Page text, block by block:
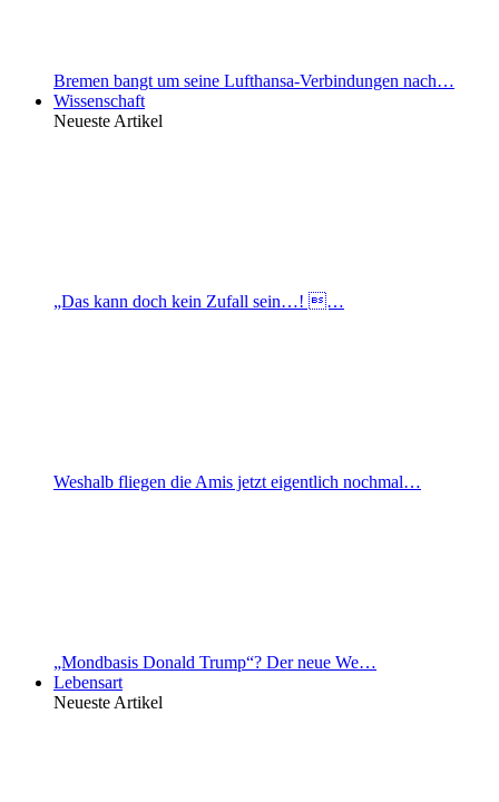
Bremen bangt um seine Lufthansa-Verbindungen nach…
Wissenschaft
Neueste Artikel
„Das kann doch kein Zufall sein…! …
Weshalb fliegen die Amis jetzt eigentlich nochmal…
„Mondbasis Donald Trump“? Der neue We…
Lebensart
Neueste Artikel